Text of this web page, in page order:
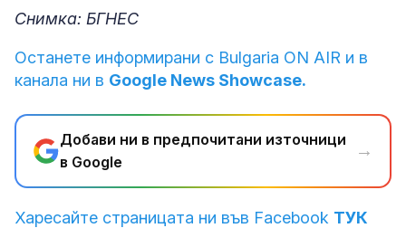
Снимка: БГНЕС
Останете информирани с Bulgaria ON AIR и в
канала ни в Google News Showcase.
Добави ни в предпочитани източници
в Google
→
Харесайте страницата ни във Facebook ТУК